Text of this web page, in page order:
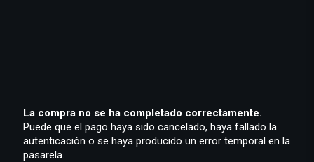
La compra no se ha completado correctamente.
Puede que el pago haya sido cancelado, haya fallado la
autenticación o se haya producido un error temporal en la
pasarela.